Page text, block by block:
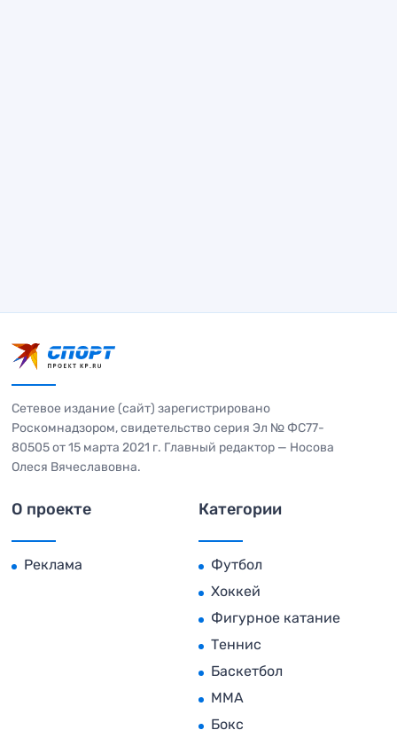
Сетевое издание (сайт) зарегистрировано
Роскомнадзором, свидетельство серия Эл № ФС77-
80505 от 15 марта 2021 г. Главный редактор — Носова
Олеся Вячеславовна.
О проекте
Реклама
Категории
Футбол
Хоккей
Фигурное катание
Теннис
Баскетбол
MMA
Бокс